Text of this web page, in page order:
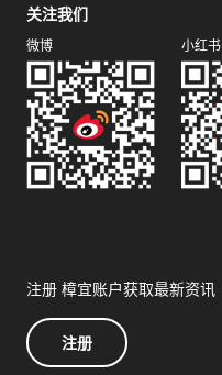
关注我们
微博 小红书
注册 樟宜账户获取最新资讯
注册